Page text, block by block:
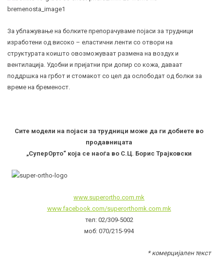
За ублажување на болките препорачуваме појаси за трудници
изработени од високо – еластични ленти со отвори на
структурата коишто овозможуваат размена на воздух и
вентилација. Удобни и пријатни при допир со кожа, даваат
поддршка на грбот и стомакот со цел да ослободат од болки за
време на бременост.
Сите модели на појаси за трудници може да ги добиете во
продавницата
„СуперОрто“ која се наоѓа во С.Ц. Борис Трајковски
www.superortho.com.mk
www.facebook.com/superorthomk.com.mk
тел: 02/309-5002
моб: 070/215-994
* комерцијален текст